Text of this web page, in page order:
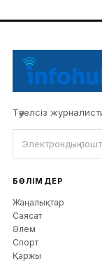
Тәуелсіз
БӨЛІМДЕР
Жаңалықтар
Саясат
Әлем
Спорт
Қаржы